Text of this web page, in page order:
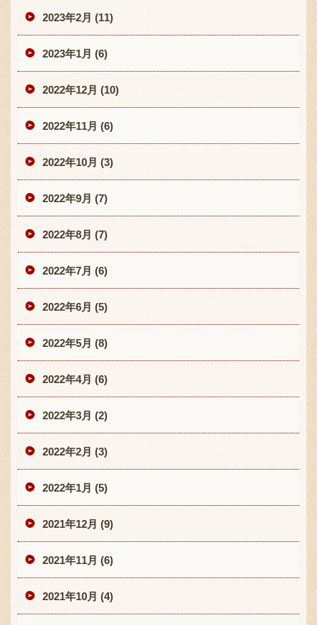
2023年2月 (11)
2023年1月 (6)
2022年12月 (10)
2022年11月 (6)
2022年10月 (3)
2022年9月 (7)
2022年8月 (7)
2022年7月 (6)
2022年6月 (5)
2022年5月 (8)
2022年4月 (6)
2022年3月 (2)
2022年2月 (3)
2022年1月 (5)
2021年12月 (9)
2021年11月 (6)
2021年10月 (4)